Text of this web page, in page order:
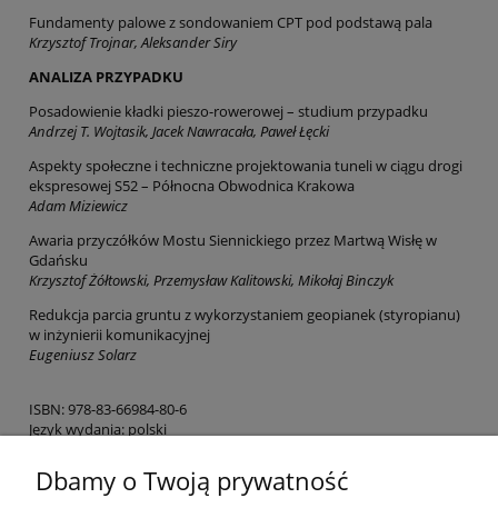
Fundamenty palowe z sondowaniem CPT pod podstawą pala
Krzysztof Trojnar, Aleksander Siry
ANALIZA PRZYPADKU
Posadowienie kładki pieszo-rowerowej – studium przypadku
Andrzej T. Wojtasik, Jacek Nawracała, Paweł Łęcki
Aspekty społeczne i techniczne projektowania tuneli w ciągu drogi
ekspresowej S52 – Północna Obwodnica Krakowa
Adam Miziewicz
Awaria przyczółków Mostu Siennickiego przez Martwą Wisłę w
Gdańsku
Krzysztof Żółtowski, Przemysław Kalitowski, Mikołaj Binczyk
Redukcja parcia gruntu z wykorzystaniem geopianek (styropianu)
w inżynierii komunikacyjnej
Eugeniusz Solarz
ISBN: 978-83-66984-80-6
Język wydania: polski
Dbamy o Twoją prywatność